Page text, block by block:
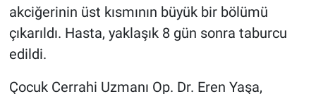
akciğerinin üst kısmının büyük bir bölümü
çıkarıldı. Hasta, yaklaşık 8 gün sonra taburcu
edildi.
Çocuk Cerrahi Uzmanı Op. Dr. Eren Yaşa,